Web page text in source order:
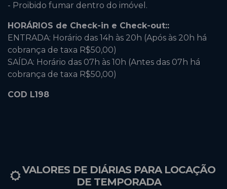
- Proibido fumar dentro do imóvel.
HORÁRIOS de Check-in e Check-out::
ENTRADA: Horário das 14h às 20h (Após às 20h há
cobrança de taxa R$50,00)
SAÍDA: Horário das 07h às 10h (Antes das 07h há
cobrança de taxa R$50,00)
COD L198
VALORES DE DIÁRIAS PARA LOCAÇÃO
DE TEMPORADA